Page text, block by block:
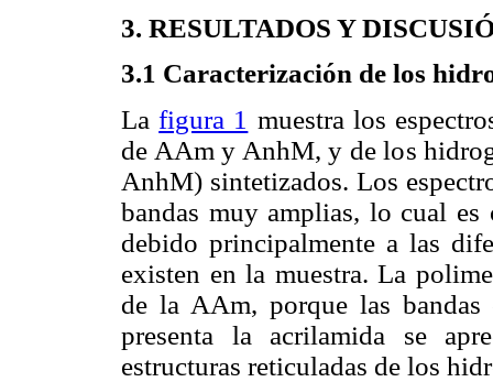
3. RESULTADOS Y
3.1 Caracterización de los
Lafigura 1 muestra los
de AAm y AnhM, y de los
AnhM) sintetizados. Los
bandas muy amplias, lo cual es
debido principalmente a las
existen en la muestra. La
de la AAm, porque las bandas
presenta la acrilamida se
estructuras reticuladas de los